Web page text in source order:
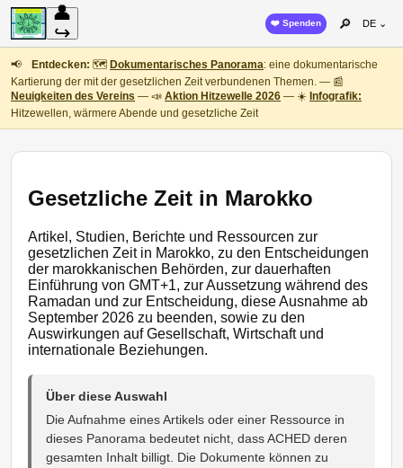
👤
↪
❤️ Spenden 🔎 DE ⌄
📢 Entdecken: 🗺️ Dokumentarisches Panorama: eine dokumentarische
Kartierung der mit der gesetzlichen Zeit verbundenen Themen. — 📰
Neuigkeiten des Vereins — 📣 Aktion Hitzewelle 2026 — ☀️ Infografik:
Hitzewellen, wärmere Abende und gesetzliche Zeit
Gesetzliche Zeit in Marokko
Artikel, Studien, Berichte und Ressourcen zur
gesetzlichen Zeit in Marokko, zu den Entscheidungen
der marokkanischen Behörden, zur dauerhaften
Einführung von GMT+1, zur Aussetzung während des
Ramadan und zur Entscheidung, diese Ausnahme ab
September 2026 zu beenden, sowie zu den
Auswirkungen auf Gesellschaft, Wirtschaft und
internationale Beziehungen.
Über diese Auswahl
Die Aufnahme eines Artikels oder einer Ressource in
dieses Panorama bedeutet nicht, dass ACHED deren
gesamten Inhalt billigt. Die Dokumente können zu